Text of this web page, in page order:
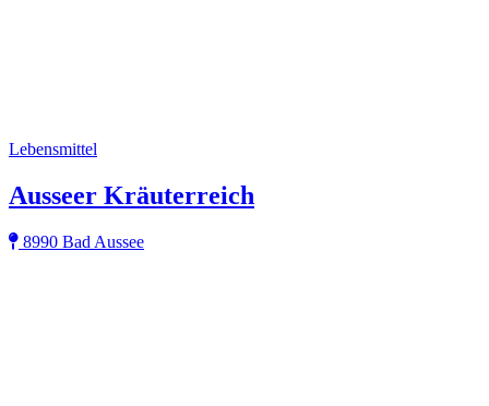
Lebensmittel
Ausseer Kräuterreich
8990 Bad Aussee